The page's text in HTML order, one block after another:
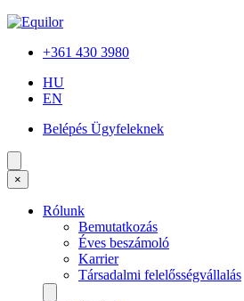
+361 430 3980
HU
EN
Belépés Ügyfeleknek
×
Rólunk
Bemutatkozás
Éves beszámoló
Karrier
Társadalmi felelősségvállalás